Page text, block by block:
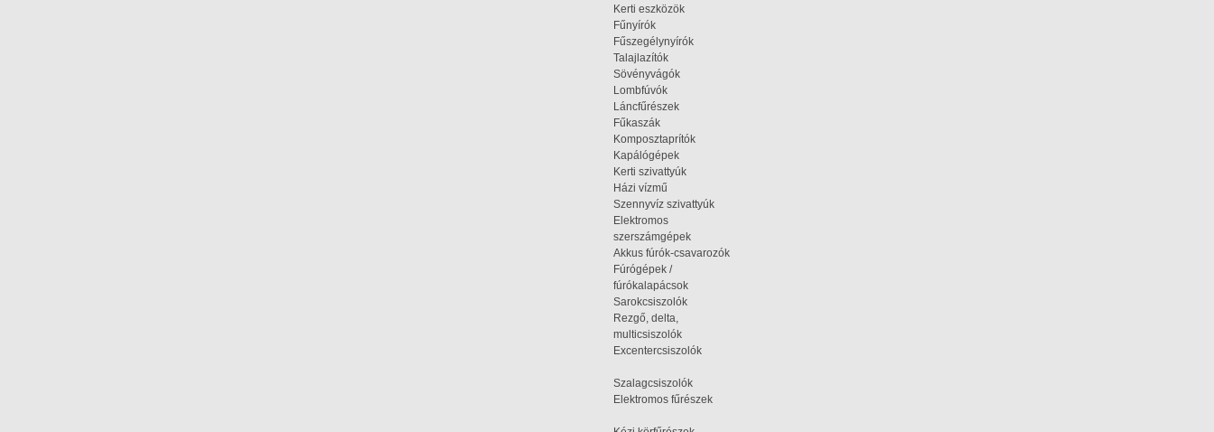
Kerti eszközök
Fűnyírók
Fűszegélynyírók
Talajlazítók
Sövényvágók
Lombfúvók
Láncfűrészek
Fűkaszák
Komposztaprítók
Kapálógépek
Kerti szivattyúk
Házi vízmű
Szennyvíz szivattyúk
Elektromos
szerszámgépek
Akkus fúrók-csavarozók
Fúrógépek /
fúrókalapácsok
Sarokcsiszolók
Rezgő, delta,
multicsiszolók
Excentercsiszolók
Szalagcsiszolók
Elektromos fűrészek